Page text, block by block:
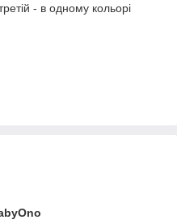
- в одному кольорі